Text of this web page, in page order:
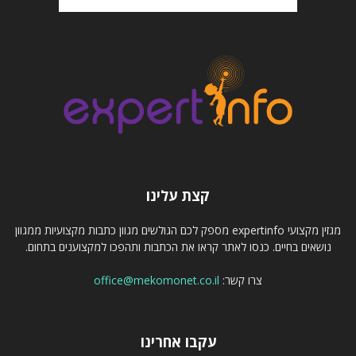
קצת עלינו
מגזין מקצועי expertinfo מספק לכם הגולשים מגוון כתבות מקצועיות ממגוון
נושאים בחיים. כנסו לאתר קראו את הכתבות ותהפכו למקצוענים בתחום.
צרו קשר: office@mekomonet.co.il
עקבו אחרינו